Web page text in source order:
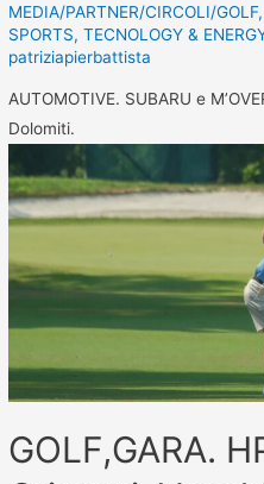
MEDIA/PARTNER/CIRCOLI/GOLF,
SPORTS,TECNOLOGY &
patriziapierbattista
AUTOMOTIVE. SUBARU e
Dolomiti.
GOLF,GARA.